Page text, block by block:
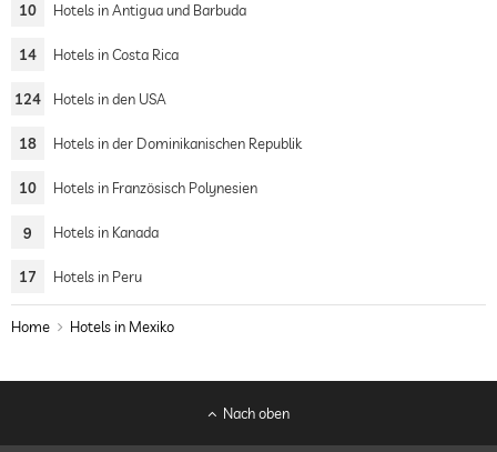
10 Hotels in Antigua und Barbuda
14 Hotels in Costa Rica
124 Hotels in den USA
18 Hotels in der Dominikanischen Republik
10 Hotels in Französisch Polynesien
9 Hotels in Kanada
17 Hotels in Peru
Home Hotels in Mexiko
Nach oben